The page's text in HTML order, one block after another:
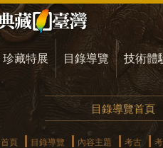
珍藏特展 目錄導覽 技術體
目錄導覽首頁
首頁 目錄導覽 內容主題 考古